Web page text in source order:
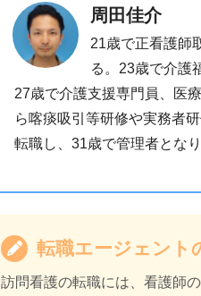
周田佳介
21歳で正看護師
る。23歳で介護
27歳で介護支援専門員、医
ら喀痰吸引等研修や実務者
転職し、31歳で管理者とな
転職エージェント
訪問看護の転職には、看護師